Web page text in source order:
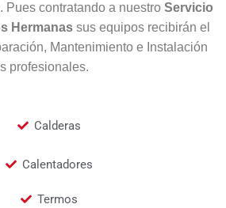
Pues contratando a nuestro Servicio
Hermanas sus equipos recibirán el
Mantenimiento e Instalación
profesionales.
Calderas
Calentadores
Termos